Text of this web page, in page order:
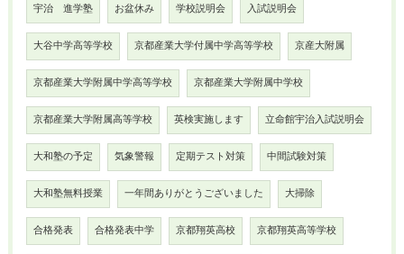
宇治 進学塾 お盆休み 学校説明会 入試説明会
大谷中学高等学校 京都産業大学付属中学高等学校 京産大附属
京都産業大学附属中学高等学校 京都産業大学附属中学校
京都産業大学附属高等学校 英検実施します 立命館宇治入試説明会
大和塾の予定 気象警報 定期テスト対策 中間試験対策
大和塾無料授業 一年間ありがとうございました 大掃除
合格発表 合格発表中学 京都翔英高校 京都翔英高等学校